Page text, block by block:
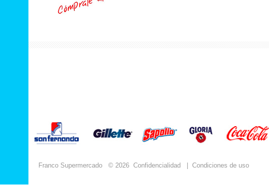
Franco Supermercado © 2026 Confidencialidad Condiciones de uso